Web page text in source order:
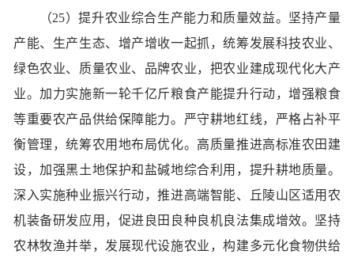
（25）提升农业综合生产能力和质量效益。坚持产量
产能、生产生态、增产增收一起抓，统筹发展科技农业、
绿色农业、质量农业、品牌农业，把农业建成现代化大产
业。加力实施新一轮千亿斤粮食产能提升行动，增强粮食
等重要农产品供给保障能力。严守耕地红线，严格占补平
衡管理，统筹农用地布局优化。高质量推进高标准农田建
设，加强黑土地保护和盐碱地综合利用，提升耕地质量。
深入实施种业振兴行动，推进高端智能、丘陵山区适用农
机装备研发应用，促进良田良种良机良法集成增效。坚持
农林牧渔并举，发展现代设施农业，构建多元化食物供给